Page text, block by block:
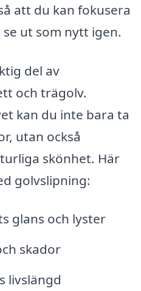
att du kan fokusera
ut som nytt igen.
del av
och trägolv.
kan du inte bara ta
utan också
skönhet. Här
golvslipning:
glans och lyster
skador
livslängd